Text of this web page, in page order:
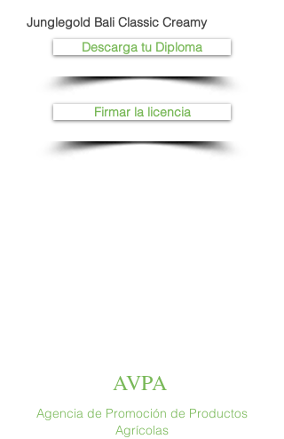
Junglegold Bali Classic Creamy
Descarga tu Diploma
Firmar la licencia
AVPA
Agencia de Promoción de Productos
Agrícolas